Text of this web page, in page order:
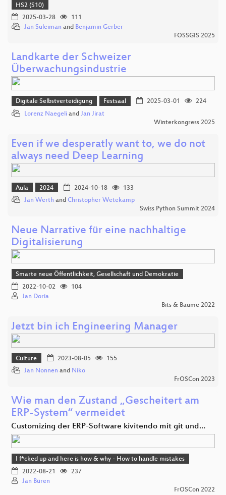
HS2 (S10)
2025-03-28
111
Jan Suleiman and Benjamin Gerber
FOSSGIS 2025
Landkarte der Schweizer
Überwachungsindustrie
Digitale Selbstverteidigung Festsaal 2025-03-01
224
Lorenz Naegeli and Jan Jirat
Winterkongress 2025
Even if we desperatly want to, we do not
always need Deep Learning
Aula 2024 2024-10-18
133
Jan Werth and Christopher Wetekamp
Swiss Python Summit 2024
Neue Narrative für eine nachhaltige
Digitalisierung
Smarte neue Öffentlichkeit, Gesellschaft und Demokratie
2022-10-02
104
Jan Doria
Bits & Bäume 2022
Jetzt bin ich Engineering Manager
Culture 2023-08-05
155
Jan Nonnen and Niko
FrOSCon 2023
Wie man den Zustand „Gescheitert am
ERP-System“ vermeidet
Customizing der ERP-Software kivitendo mit git und…
I f*cked up and here is how & why - How to handle mistakes
2022-08-21
237
Jan Büren
FrOSCon 2022